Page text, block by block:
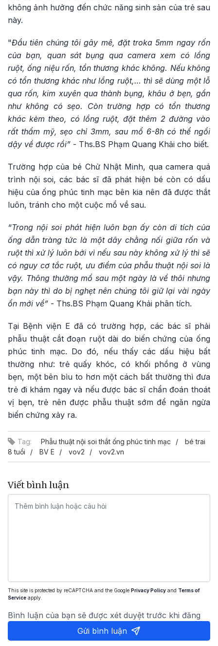
không ảnh hưởng đến chức năng sinh sản của trẻ sau
này.
"Đầu tiên chúng tôi gây mê, đặt troka 5mm ngay rốn
của bạn, quan sát bụng qua camera xem có lồng
ruột, ống niệu rốn, tổn thương khác không. Nếu không
có tổn thương khác như lồng ruột,… thì sẽ dùng một lỗ
qua rốn, kim xuyên qua thành bụng, khâu ở bẹn, gần
như không có sẹo. Còn trường hợp có tổn thương
khác kèm theo, có lồng ruột, đặt thêm 2 đường vào
rất thẩm mỹ, sẹo chỉ 3mm, sau mổ 6-8h có thể ngồi
dậy về được rồi” - Ths.BS Phạm Quang Khải cho biết.
Trường hợp của bé Chử Nhật Minh, qua camera quá
trình nội soi, các bác sĩ đã phát hiện bé còn có dấu
hiệu của ống phúc tinh mạc bên kia nên đã được thắt
luôn, tránh cho một cuộc mổ về sau.
“Trong nội soi phát hiện luôn bạn ấy còn di tích của
ống dẫn tràng tức là một dây chằng nối giữa rốn và
ruột thì xử lý luôn bởi vì nếu sau này không xử lý thì sẽ
có nguy cơ tắc ruột, ưu điểm của phẫu thuật nội soi là
vậy. Thông thường mổ sau một ngày là về thôi nhưng
bạn này thì do bị nghẹt nên chúng tôi giữ lại vài ngày
ổn mới về” - Ths.BS Phạm Quang Khải phân tích.
Tại Bệnh viện E đã có trường hợp, các bác sĩ phải
phẫu thuật cắt đoạn ruột dài do biến chứng của ống
phúc tinh mạc. Do đó, nếu thấy các dấu hiệu bất
thường như: trẻ quấy khóc, có khối phồng ở vùng
bẹn, một bên bìu to hơn một cách bất thường thì đưa
trẻ đi khám ngay và nếu được bác sĩ chẩn đoán thoát
vị bẹn, trẻ nên được phẫu thuật sớm để ngăn ngừa
biến chứng xảy ra.
Tag: Phẫu thuật nội soi thắt ống phúc tinh mạc
bé trai
8 tuổi
BV E vov2 vov2.vn
Viết bình luận
This site is protected by reCAPTCHA and the Google Privacy Policy and Terms of
Service apply.
Bình luận của bạn sẽ được xét duyệt trước khi đăng
Gửi bình luận